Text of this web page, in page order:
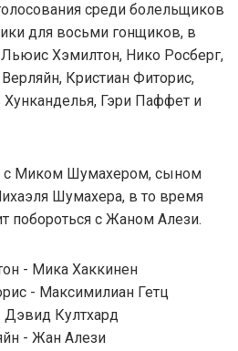
среди болельщиков
для восьми гонщиков, в
Хэмилтон, Нико Росберг,
Кристиан Фиторис,
Гэри Паффет и
с Миком Шумахером, сыном
Шумахера, в то время
побороться с Жаном Алези.
- Мика Хаккинен
- Максимилиан Гетц
Дэвид Култхард
- Жан Алези